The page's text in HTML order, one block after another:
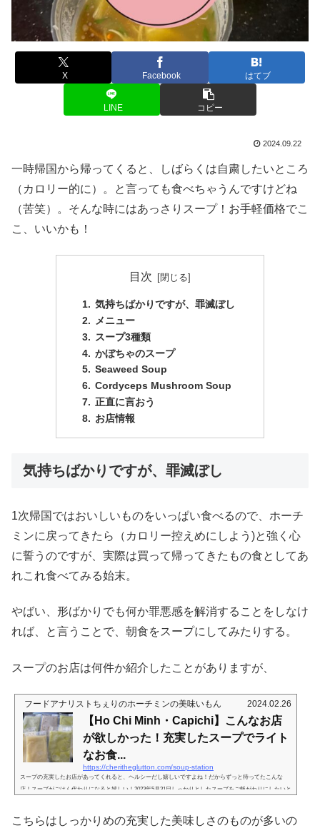
X Facebook はてブ
LINE コピー
2024.09.22
一時帰国から帰ってくると、しばらくは自粛したいところ
（カロリー的に）。と言っても食べちゃうんですけどね
（苦笑）。そんな時にはあっさりスープ！お手軽価格でこ
こ、いいかも！
目次
気持ちばかりですが、罪滅ぼし
メニュー
スープ3種類
かぼちゃのスープ
Seaweed Soup
Cordyceps Mushroom Soup
正直に言おう
お店情報
気持ちばかりですが、罪滅ぼし
1次帰国ではおいしいものをいっぱい食べるので、ホーチ
ミンに戻ってきたら（カロリー控えめにしよう)と強く心
に誓うのですが、実際は買って帰ってきたもの食としてあ
れこれ食べてみる始末。
やばい、形ばかりでも何か罪悪感を解消することをしなけ
れば、と言うことで、朝食をスープにしてみたりする。
スープのお店は何件か紹介したことがありますが、
フードアナリストちぇりのホーチミンの美味いもん 2024.02.26
【Ho Chi Minh・Capichi】こんなお店
が欲しかった！充実したスープでライト
なお食...
https://cheritheglutton.com/soup-station
スープの充実したお店があってくれると、ヘルシーだし嬉しいですよね！だからずっと待ってたこんな
店！スープがごはん代わりになると嬉しい！2023年5月31日しっかりとしたスープをご飯がわりにしたいと
ーでいろんなポタージュを作れますが、一度に作れてしまう量が結構あるので、そんなにしょっちゅう自
分のためには作らない。そしていろんなフレーバーを楽しむには、結構コストがかかったりする。の
こちらはしっかりめの充実した美味しさのものが多いの